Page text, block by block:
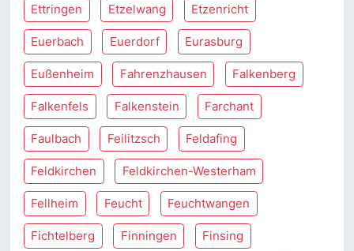
Ettringen Etzelwang Etzenricht
Euerbach Euerdorf Eurasburg
Eußenheim Fahrenzhausen Falkenberg
Falkenfels Falkenstein Farchant
Faulbach Feilitzsch Feldafing
Feldkirchen Feldkirchen-Westerham
Fellheim Feucht Feuchtwangen
Fichtelberg Finningen Finsing